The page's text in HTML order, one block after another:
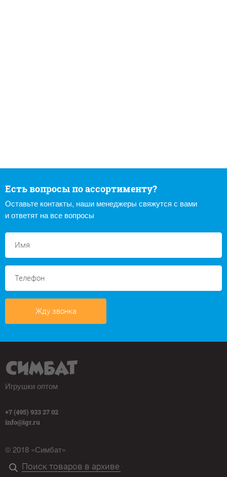
Есть вопросы по ассортименту?
Оставьте контакты, наши менеджеры свяжутся с вами
и ответят на все вопросы
Жду звонка
Игрушки оптом
+7 (495) 933 27 02
info@igr.ru
© 2018 «Симбат»